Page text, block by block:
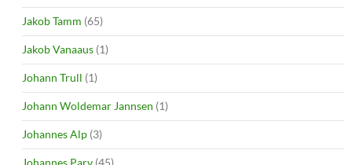
Jakob Tamm (65)
Jakob Vanaaus (1)
Johann Trull (1)
Johann Woldemar Jannsen (1)
Johannes Alp (3)
Johannes Parv (45)